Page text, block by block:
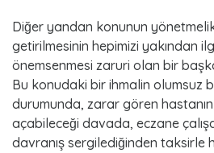
Diğer yandan konunun
getirilmesinin hepimizi yakından
önemsenmesi zaruri olan bir
Bu konudaki bir ihmalin olumsuz
durumunda, zarar gören hastanın
açabileceği davada, eczane
davranış sergilediğinden taksirle